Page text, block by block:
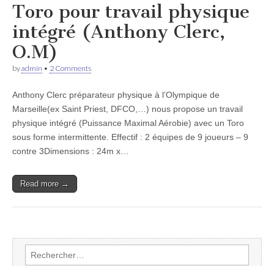
Toro pour travail physique
intégré (Anthony Clerc,
O.M)
byadmin • 2 Comments
Anthony Clerc préparateur physique à l’Olympique de
Marseille(ex Saint Priest, DFCO,…) nous propose un travail
physique intégré (Puissance Maximal Aérobie) avec un Toro
sous forme intermittente. Effectif : 2 équipes de 9 joueurs – 9
contre 3Dimensions : 24m x…
Read more →
Rechercher :